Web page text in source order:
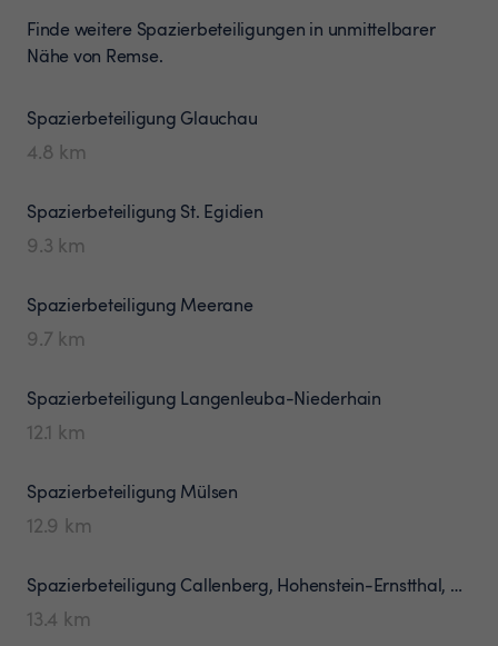
Finde weitere Spazierbeteiligungen in unmittelbarer
Nähe von Remse.
Spazierbeteiligung Glauchau
4.8 km
Spazierbeteiligung St. Egidien
9.3 km
Spazierbeteiligung Meerane
9.7 km
Spazierbeteiligung Langenleuba-Niederhain
12.1 km
Spazierbeteiligung Mülsen
12.9 km
Spazierbeteiligung Callenberg, Hohenstein-Ernstthal, Bernsdorf
13.4 km